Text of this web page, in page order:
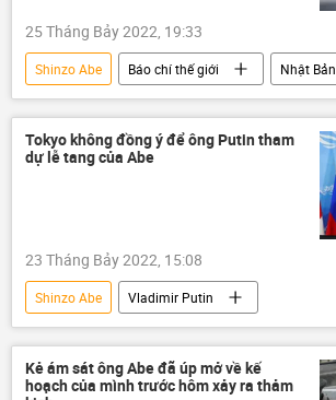
25 Tháng Bảy 2022, 19:33
Shinzo Abe Báo chí thế giới
Nhật Bản
Thế giới
Thủ tướng
Tokyo không đồng ý để ông Putin tham
dự lễ tang của Abe
23 Tháng Bảy 2022, 15:08
Shinzo Abe
Vladimir Putin
Vụ ám sát cựu Thủ tướng Nhật Bản Shinzo Abe
Nhật Bản
Nga Chính trị
Kẻ ám sát ông Abe đã úp mở về kế
hoạch của mình trước hôm xảy ra thảm